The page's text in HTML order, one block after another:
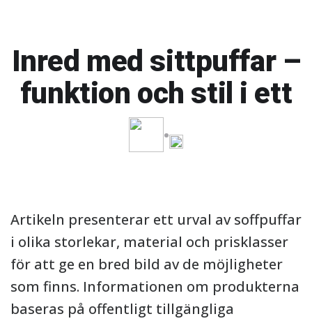
Inred med sittpuffar –
funktion och stil i ett
Artikeln presenterar ett urval av soffpuffar
i olika storlekar, material och prisklasser
för att ge en bred bild av de möjligheter
som finns. Informationen om produkterna
baseras på offentligt tillgängliga